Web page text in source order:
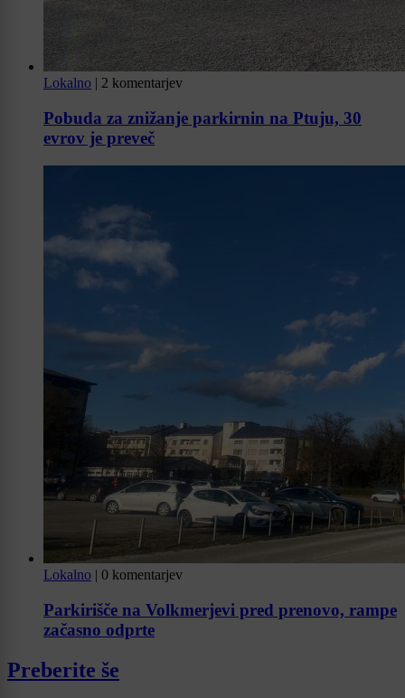
Lokalno | 2 komentarjev
Pobuda za znižanje parkirnin na Ptuju, 30
evrov je preveč
Lokalno | 0 komentarjev
Parkirišče na Volkmerjevi pred prenovo, rampe
začasno odprte
Preberite še